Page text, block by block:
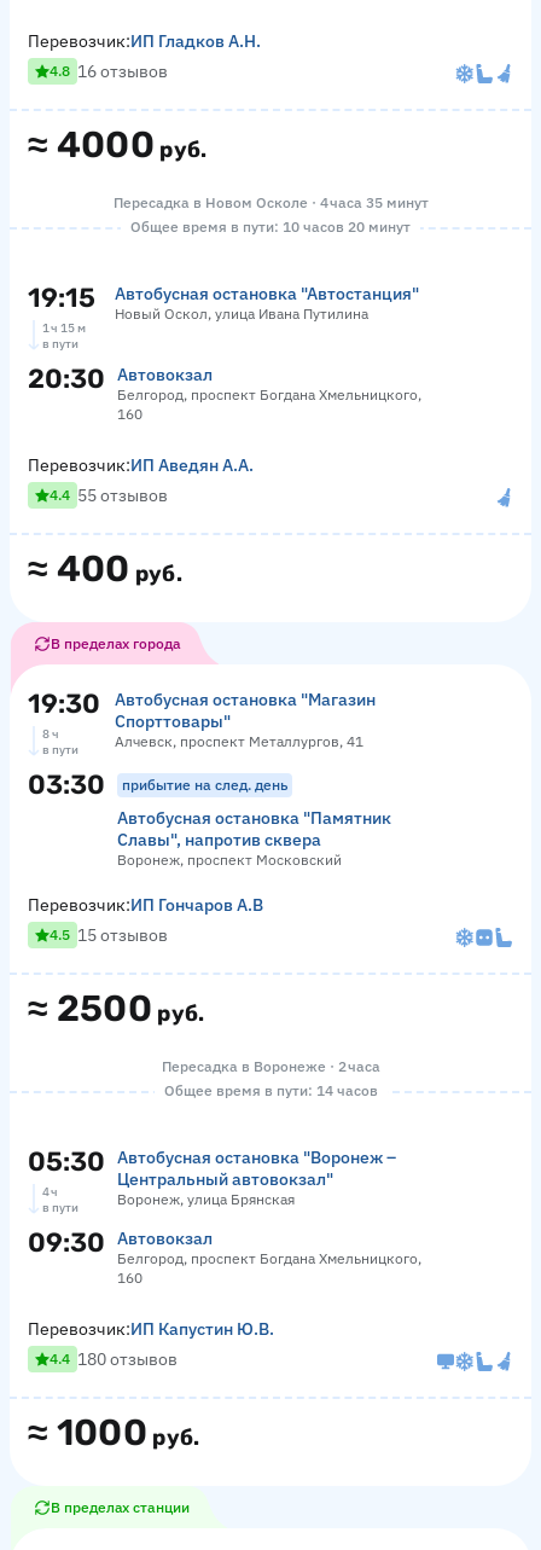
≈ 4000 руб.
Перевозчик:ИП Гладков А.Н.
4.8 16 отзывов
Пересадка в Новом Осколе · 4 часа 35 минут
Общее время в пути: 10 часов 20 минут
19:15 Автобусная остановка "Автостанция"
Новый Оскол, улица Ивана Путилина
1 ч 15 м
в пути
20:30 Автовокзал
Белгород, проспект Богдана Хмельницкого,
160
≈ 400 руб.
Перевозчик:ИП Аведян А.А.
4.4 55 отзывов
В пределах города
19:30
Автобусная остановка "Магазин
Спорттовары"
Алчевск, проспект Металлургов, 41
8 ч
в пути
03:30 прибытие на след. день
Автобусная остановка "Памятник
Славы", напротив сквера
Воронеж, проспект Московский
≈ 2500 руб.
Перевозчик:ИП Гончаров А.В
4.5 15 отзывов
Пересадка в Воронеже · 2 часа
Общее время в пути: 14 часов
05:30
Автобусная остановка "Воронеж –
Центральный автовокзал"
Воронеж, улица Брянская
4 ч
в пути
09:30 Автовокзал
Белгород, проспект Богдана Хмельницкого,
160
≈ 1000 руб.
Перевозчик:ИП Капустин Ю.В.
4.4 180 отзывов
В пределах станции